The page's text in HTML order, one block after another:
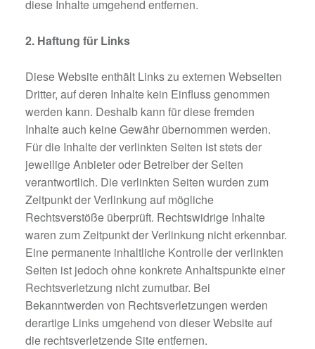
diese Inhalte umgehend entfernen.
2. Haftung für Links
Diese Website enthält Links zu externen Webseiten
Dritter, auf deren Inhalte kein Einfluss genommen
werden kann. Deshalb kann für diese fremden
Inhalte auch keine Gewähr übernommen werden.
Für die Inhalte der verlinkten Seiten ist stets der
jeweilige Anbieter oder Betreiber der Seiten
verantwortlich. Die verlinkten Seiten wurden zum
Zeitpunkt der Verlinkung auf mögliche
Rechtsverstöße überprüft. Rechtswidrige Inhalte
waren zum Zeitpunkt der Verlinkung nicht erkennbar.
Eine permanente inhaltliche Kontrolle der verlinkten
Seiten ist jedoch ohne konkrete Anhaltspunkte einer
Rechtsverletzung nicht zumutbar. Bei
Bekanntwerden von Rechtsverletzungen werden
derartige Links umgehend von dieser Website auf
die rechtsverletzende Site entfernen.